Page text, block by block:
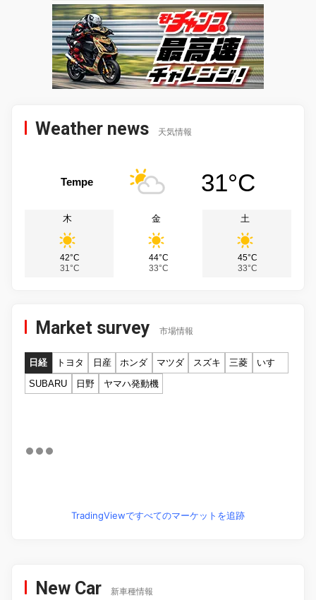
Weather news 天気情報
Tempe 31°C
木
42°C
31°C
金
44°C
33°C
土
45°C
33°C
Market survey 市場情報
日経 トヨタ 日産 ホンダ マツダ スズキ 三菱
いすゞ
SUBARU
日野 ヤマハ発動機
TradingViewですべてのマーケットを追跡
New Car 新車種情報